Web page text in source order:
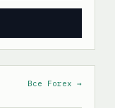
Все Forex →